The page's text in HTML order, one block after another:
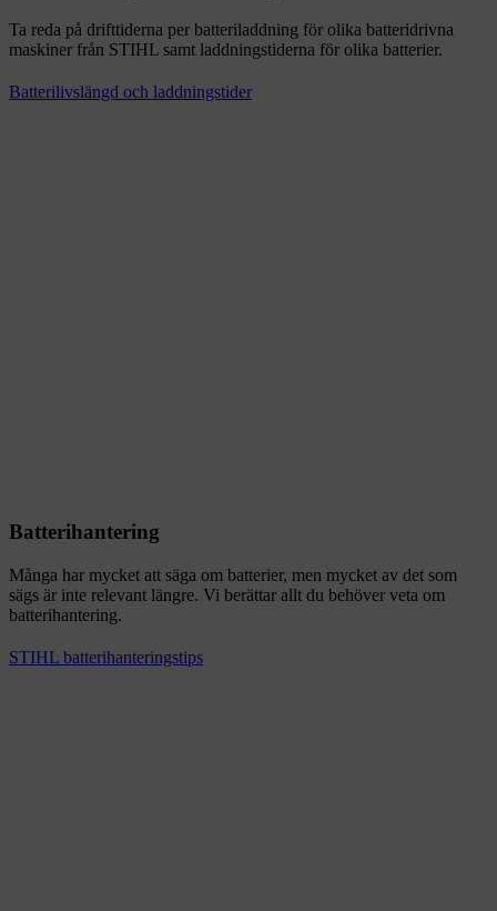
Ta reda på drifttiderna per batteriladdning för olika batteridrivna
maskiner från STIHL samt laddningstiderna för olika batterier.
Batterilivslängd och laddningstider
Batterihantering
Många har mycket att säga om batterier, men mycket av det som
sägs är inte relevant längre. Vi berättar allt du behöver veta om
batterihantering.
STIHL batterihanteringstips